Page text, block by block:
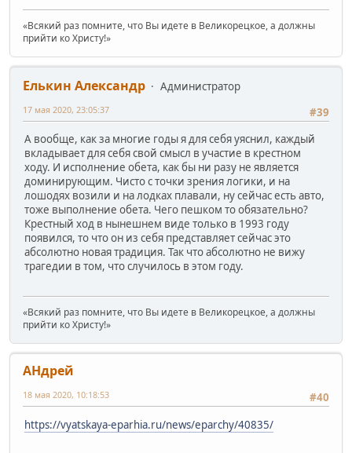
«Всякий раз помните, что Вы идете в Великорецкое, а должны
прийти ко Христу!»
Елькин Александр
Администратор
#39
17 мая 2020, 23:05:37
А вообще, как за многие годы я для себя уяснил, каждый
вкладывает для себя свой смысл в участие в крестном
ходу. И исполнение обета, как бы ни разу не является
доминирующим. Чисто с точки зрения логики, и на
лошодях возили и на лодках плавали, ну сейчас есть авто,
тоже выполнение обета. Чего пешком то обязательно?
Крестный ход в нынешнем виде только в 1993 году
появился, то что он из себя представляет сейчас это
абсолютно новая традиция. Так что абсолютно не вижу
трагедии в том, что случилось в этом году.
«Всякий раз помните, что Вы идете в Великорецкое, а должны
прийти ко Христу!»
АHдрей
#40
18 мая 2020, 10:18:53
https://vyatskaya-eparhia.ru/news/eparchy/40835/